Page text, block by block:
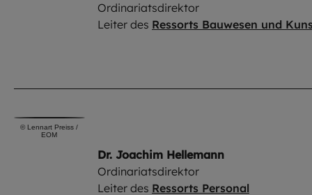
Ordinariatsdirektor
Leiter des Ressorts Bauwesen und
© Lennart Preiss /
EOM
Dr. Joachim Hellemann
Ordinariatsdirektor
Leiter des Ressorts Personal